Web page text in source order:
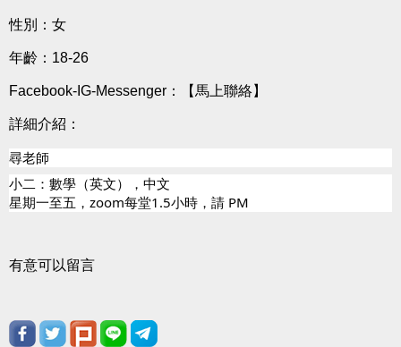
性別：女
年齡：18-26
Facebook-IG-Messenger： 【馬上聯絡】
詳細介紹：
尋老師
小二：數學（英文），中文
星期一至五，zoom每堂1.5小時，請 PM
有意可以留言